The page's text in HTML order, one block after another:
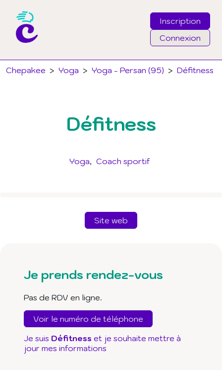
Inscription
Connexion
Chepakee > Yoga > Yoga - Persan (95) > Défitness
Email
J'ai oublié mon mot de passe
Défitness
Yoga Coach sportif
Site web
Je prends rendez-vous
Pas de RDV en ligne.
Voir le numéro de téléphone
Je suis Défitness et je souhaite mettre à
jour mes informations